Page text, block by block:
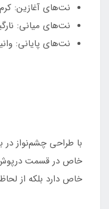
نت‌های آغازین:
نت‌های میانی:
نت‌های پایانی:
با طراحی چشم‌نواز
خاص در قسمت درپوش
خاص دارد بلکه از